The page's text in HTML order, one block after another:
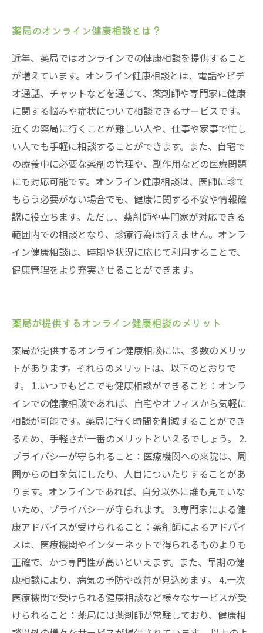
薬局のオンライン健康相談とは？
近年、薬局ではオンラインでの健康相談を提供すること
が増えています。オンライン健康相談とは、電話やビデ
オ通話、チャットなどを通じて、薬剤師や専門家に健康
に関する悩みや症状について相談できるサービスです。
近くの薬局に行くことが難しい人や、仕事や家事で忙し
い人でも手軽に相談することができます。また、自宅で
の療養中に必要な薬剤の管理や、副作用などの医療問題
にも対応可能です。オンライン健康相談は、医師に診て
もらう必要がない場合でも、健康に関する不安や情報確
認に役立ちます。ただし、薬剤師や専門家が対応できる
範囲内での相談となり、診療行為は行えません。オンラ
イン健康相談は、時期や状況に応じて利用することで、
健康管理をより充実させることができます。
薬局が提供するオンライン健康相談のメリット
薬局が提供するオンライン健康相談には、多数のメリッ
トがあります。それらのメリットは、以下のとおりで
す。 1.いつでもどこでも健康相談ができること：オンラ
インでの健康相談であれば、自宅やオフィスから気軽に
相談が可能です。薬局に行く時間を削減することができ
るため、手軽さが一番のメリットといえるでしょう。 2.
プライバシーが守られること：医療機関への来院は、周
囲からの目を気にしたり、人目についたりすることがあ
ります。オンラインであれば、自分以外に誰も見ていな
いため、プライバシーが守られます。 3.専門家による健
康アドバイスが受けられること：薬剤師によるアドバイ
スは、医療機関やインターネットで得られるものよりも
正確で、かつ専門性が高いといえます。また、早期の健
康相談により、病気の予防や改善が見込めます。 4.一次
医療機関で受けられる健康相談など様々なサービスが受
けられること：薬局には薬剤師が常駐しており、健康相